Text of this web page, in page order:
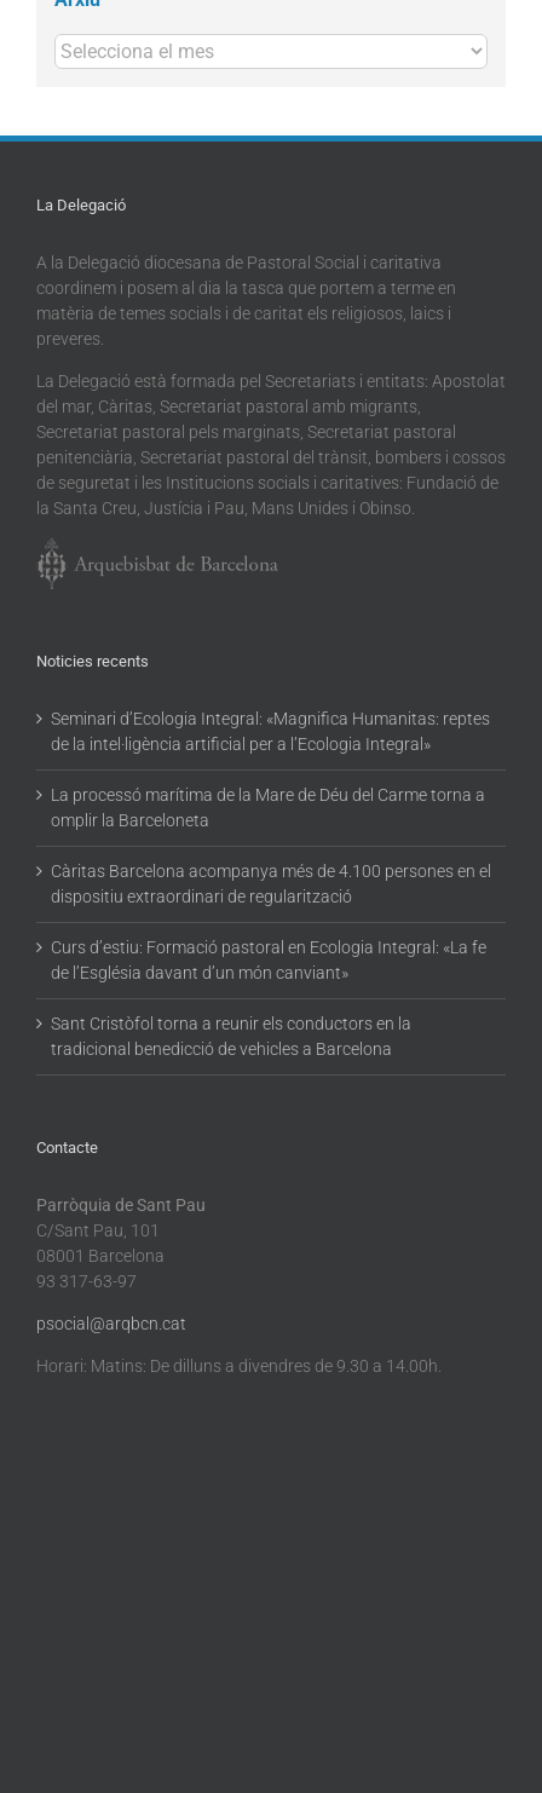
Arxius
La Delegació
A la Delegació diocesana de Pastoral Social i caritativa
coordinem i posem al dia la tasca que portem a terme en
matèria de temes socials i de caritat els religiosos, laics i
preveres.
La Delegació està formada pel Secretariats i entitats: Apostolat
del mar, Càritas, Secretariat pastoral amb migrants,
Secretariat pastoral pels marginats, Secretariat pastoral
penitenciària, Secretariat pastoral del trànsit, bombers i cossos
de seguretat i les Institucions socials i caritatives: Fundació de
la Santa Creu, Justícia i Pau, Mans Unides i Obinso.
Noticies recents
Seminari d’Ecologia Integral: «Magnifica Humanitas: reptes
de la intel·ligència artificial per a l’Ecologia Integral»
La processó marítima de la Mare de Déu del Carme torna a
omplir la Barceloneta
Càritas Barcelona acompanya més de 4.100 persones en el
dispositiu extraordinari de regularització
Curs d’estiu: Formació pastoral en Ecologia Integral: «La fe
de l’Església davant d’un món canviant»
Sant Cristòfol torna a reunir els conductors en la
tradicional benedicció de vehicles a Barcelona
Contacte
Parròquia de Sant Pau
C/Sant Pau, 101
08001 Barcelona
93 317-63-97
psocial@arqbcn.cat
Horari: Matins: De dilluns a divendres de 9.30 a 14.00h.